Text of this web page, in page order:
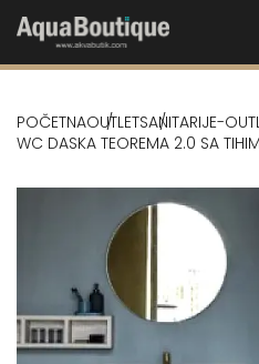
POČETNAOUTLETSANITARIJE-
WC DASKA TEOREMA 2.0 SA